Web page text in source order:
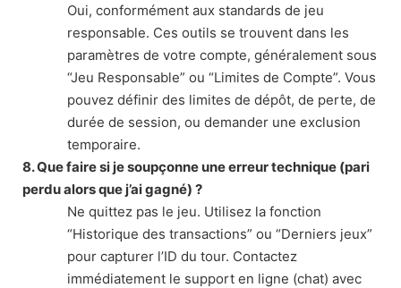
Oui, conformément aux standards de jeu
responsable. Ces outils se trouvent dans les
paramètres de votre compte, généralement sous
“Jeu Responsable” ou “Limites de Compte”. Vous
pouvez définir des limites de dépôt, de perte, de
durée de session, ou demander une exclusion
temporaire.
8. Que faire si je soupçonne une erreur technique (pari
perdu alors que j’ai gagné) ?
Ne quittez pas le jeu. Utilisez la fonction
“Historique des transactions” ou “Derniers jeux”
pour capturer l’ID du tour. Contactez
immédiatement le support en ligne (chat) avec